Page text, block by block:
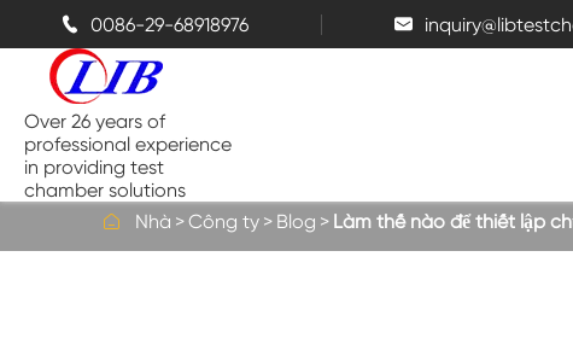
 0086-29-68918976 
Over 26 years of
professional experience
in providing test
chamber solutions
 Nhà Công ty Blog Làm thế nào để thiết lập